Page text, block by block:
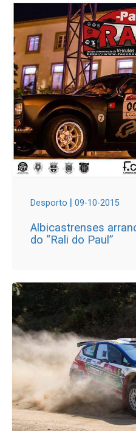
Desporto | 09-10-2015
Albicastrenses
do “Rali do Paul”